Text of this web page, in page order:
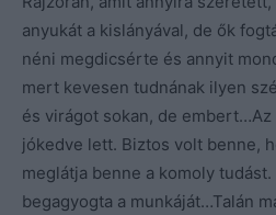
anyukát a kislányával, de ők
néni megdicsérte és annyit
mert kevesen tudnának ilyen
és virágot sokan, de
jókedve lett. Biztos volt benne,
meglátja benne a komoly
begagyogta a munkáját…Talán